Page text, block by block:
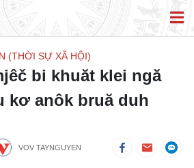
(THỜI SỰ XÃ HỘI)
bi khuăt klei ngă
kơ anôk bruă duh
VOV TAYNGUYEN